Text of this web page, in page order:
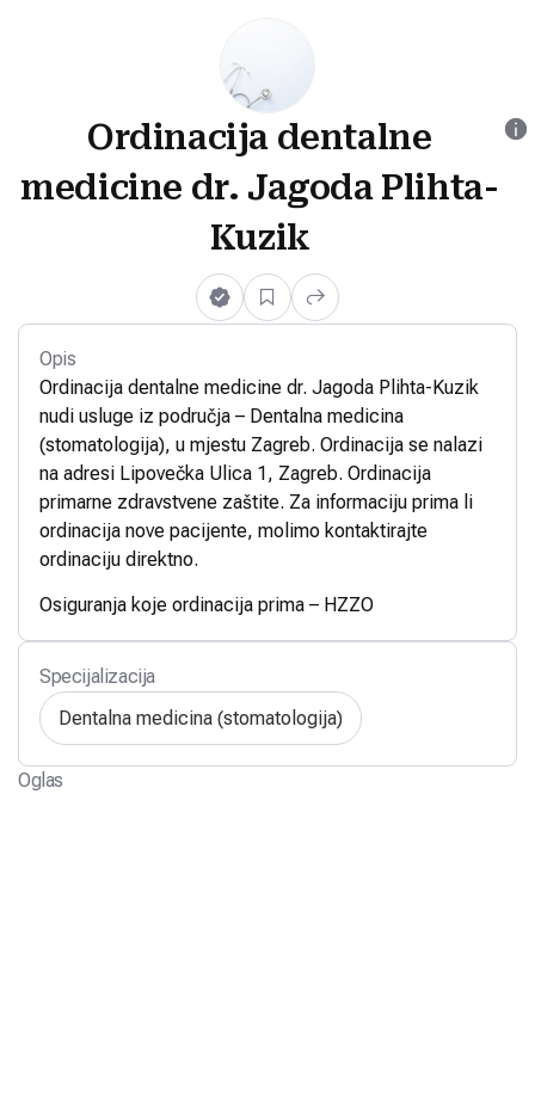
Ordinacija dentalne
medicine dr. Jagoda Plihta-
Kuzik
Opis
Ordinacija dentalne medicine dr. Jagoda Plihta-Kuzik
nudi usluge iz područja – Dentalna medicina
(stomatologija), u mjestu Zagreb. Ordinacija se nalazi
na adresi Lipovečka Ulica 1, Zagreb. Ordinacija
primarne zdravstvene zaštite. Za informaciju prima li
ordinacija nove pacijente, molimo kontaktirajte
ordinaciju direktno.
Osiguranja koje ordinacija prima – HZZO
Specijalizacija
Dentalna medicina (stomatologija)
Oglas